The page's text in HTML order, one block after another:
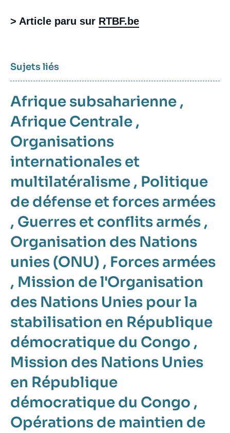
> Article paru sur RTBF.be
Sujets liés
Afrique subsaharienne ,
Afrique Centrale ,
Organisations
internationales et
multilatéralisme , Politique
de défense et forces armées
, Guerres et conflits armés ,
Organisation des Nations
unies (ONU) , Forces armées
, Mission de l'Organisation
des Nations Unies pour la
stabilisation en République
démocratique du Congo ,
Mission des Nations Unies
en République
démocratique du Congo ,
Opérations de maintien de